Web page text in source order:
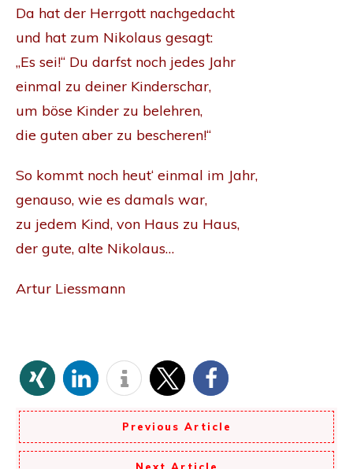
Da hat der Herrgott nachgedacht
und hat zum Nikolaus gesagt:
„Es sei!“ Du darfst noch jedes Jahr
einmal zu deiner Kinderschar,
um böse Kinder zu belehren,
die guten aber zu bescheren!“
So kommt noch heut‘ einmal im Jahr,
genauso, wie es damals war,
zu jedem Kind, von Haus zu Haus,
der gute, alte Nikolaus…
Artur Liessmann
Previous Article
Next Article